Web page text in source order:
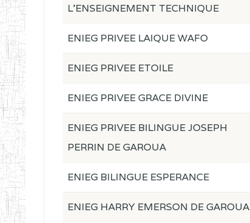
L'ENSEIGNEMENT TECHNIQUE
ENIEG PRIVEE LAIQUE WAFO
ENIEG PRIVEE ETOILE
ENIEG PRIVEE GRACE DIVINE
ENIEG PRIVEE BILINGUE JOSEPH
PERRIN DE GAROUA
ENIEG BILINGUE ESPERANCE
ENIEG HARRY EMERSON DE GAROUA